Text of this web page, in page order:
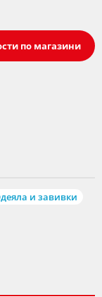
и завивки
по магазини